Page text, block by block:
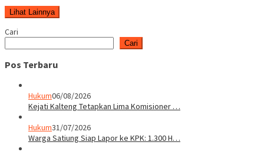
Lihat Lainnya
Cari
Cari
Pos Terbaru
Hukum06/08/2026
Kejati Kalteng Tetapkan Lima Komisioner …
Hukum31/07/2026
Warga Satiung Siap Lapor ke KPK: 1.300 H…